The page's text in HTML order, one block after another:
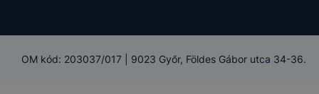
OM kód: 203037/017 9023 Győr, Földes Gábor utca 34-36.
A Győri
kat és mire